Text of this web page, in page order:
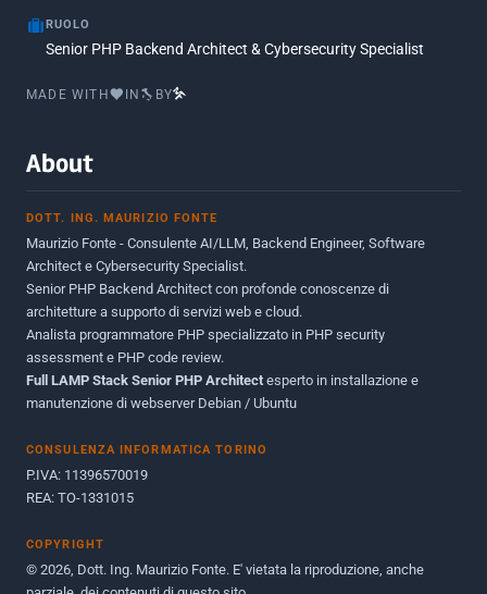
Luglio 2016
Febbraio 2016
Giugno 2012
Maggio 2011
Dicembre 2010
Ottobre 2010
Maggio 2010
Giugno 2009
RUOLO
Senior PHP Backend Architect & Cybersecurity Specialist
MADE WITH IN BY
About
DOTT. ING. MAURIZIO FONTE
Maurizio Fonte - Consulente AI/LLM, Backend Engineer, Software
Architect e Cybersecurity Specialist.
Senior PHP Backend Architect con profonde conoscenze di
architetture a supporto di servizi web e cloud.
Analista programmatore PHP specializzato in PHP security
assessment e PHP code review.
Full LAMP Stack Senior PHP Architect esperto in installazione e
manutenzione di webserver Debian / Ubuntu
CONSULENZA INFORMATICA TORINO
P.IVA: 11396570019
REA: TO-1331015
COPYRIGHT
© 2026, Dott. Ing. Maurizio Fonte. E' vietata la riproduzione, anche